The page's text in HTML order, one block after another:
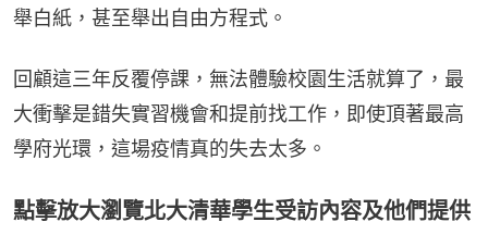
舉白紙，甚至舉出自由方程式。
回顧這三年反覆停課，無法體驗校園生活就算了，最
大衝擊是錯失實習機會和提前找工作，即使頂著最高
學府光環，這場疫情真的失去太多。
點擊放大瀏覽北大清華學生受訪內容及他們提供